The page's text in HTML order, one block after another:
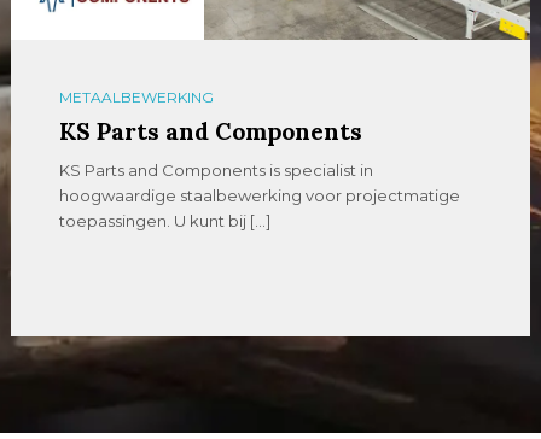
METAALBEWERKING
KS Parts and Components
KS Parts and Components is specialist in
hoogwaardige staalbewerking voor projectmatige
toepassingen. U kunt bij […]